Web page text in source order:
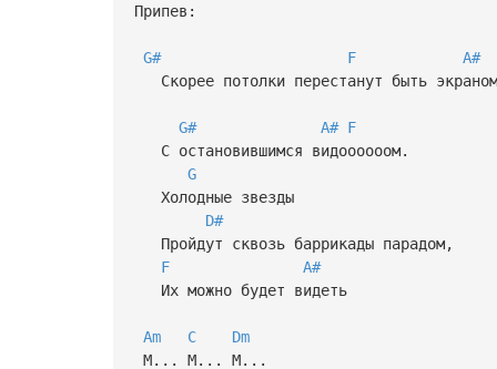
Припев:
G# F
A#
Скорее потолки перестанут быть экраном
G# A# F
С остановившимся видоооооом.
G
Холодные звезды
D#
Пройдут сквозь баррикады парадом,
F
A#
Их можно будет видеть
Am C
Dm
М... М... М...